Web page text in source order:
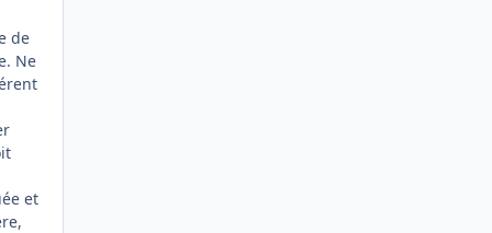
de
Ne
et